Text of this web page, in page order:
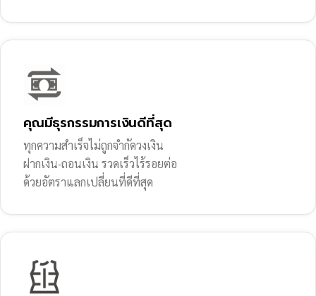
คุณมีธุรกรรมการเงินดีที่สุด
ทุกความสำเร็จไม่ถูกจำกัดวงเงิน
ฝากเงิน-ถอนเงิน รวดเร็วไร้รอยต่อ
ด้วยอัตราแลกเปลี่ยนที่ดีที่สุด